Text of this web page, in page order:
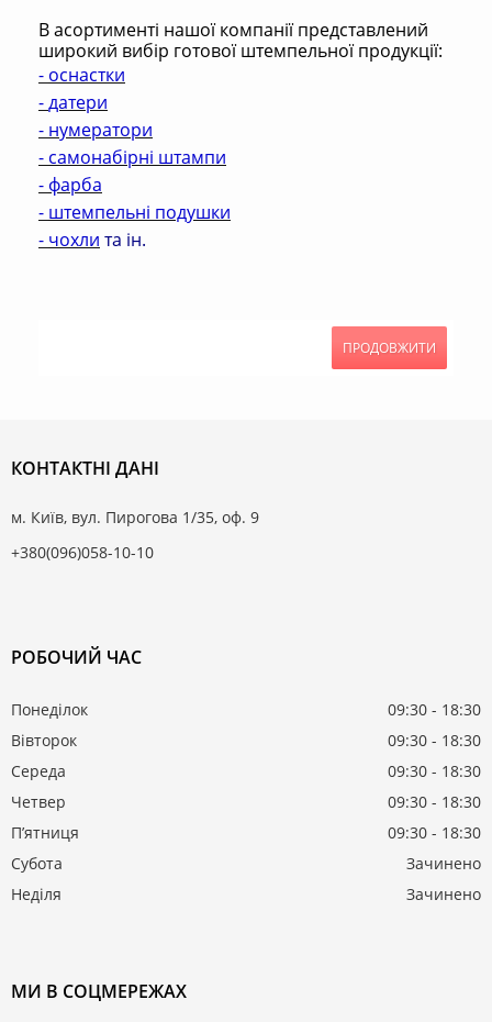
В асортименті нашої компанії представлений
широкий вибір готової штемпельної продукції:
- оснастки
-датери
- нумератори
- самонабірні штампи
- фарба
- штемпельні подушки
- чохли та ін.
ПРОДОВЖИТИ
КОНТАКТНІ ДАНІ
м. Київ, вул. Пирогова 1/35, оф. 9
+380(096)058-10-10
РОБОЧИЙ ЧАС
Понеділок
09:30 - 18:30
Вівторок
09:30 - 18:30
Середа
09:30 - 18:30
Четвер
09:30 - 18:30
Пʼятниця
09:30 - 18:30
Субота
Зачинено
Неділя
Зачинено
МИ В СОЦМЕРЕЖАХ